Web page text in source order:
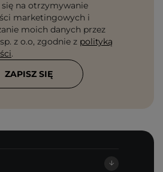
na otrzymywanie
marketingowych i
moich danych przez
z o.o, zgodnie z polityką
.
ZAPISZ SIĘ